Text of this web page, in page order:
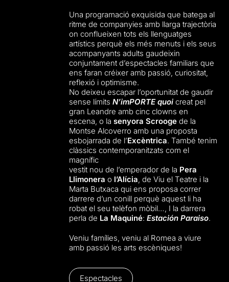
Una programació exquisida que batega al
ritme de companyies amb llarga trajectòria
on conflueixen tots els llenguatges
artístics perquè els més menuts i els seus
acompanyants adults gaudeixin
conjuntament d’espectacles familiars que
ens faran créixer amb passió, curiositat,
reflexió i optimisme.
No deixeu escapar l’oportunitat de gaudir
sense límitsN’imPORTE quoi creat pel
gran Leandre amb cinc clowns en
escena, o lasenyora Scrooge de la
Montse Alcoverro amb una proposta
esbojarrada de l’Excèntrica. També tenim
clàssics contemporanitzats com el
magnífic
vestit nou de l’emperador de la Pera
Llimonera o l’Alícia, de Viu el Teatre i la
Marta Butxaca qui ens proposa correr
darrere d’un conill perquè aquest li ha
robat el seu telèfon mòbil…, I la darrera
perla de La Maquiné:Estación Paraiso.
Veniu famílies, veniu al Romea a viure
amb passió les arts escèniques!
Espectacles